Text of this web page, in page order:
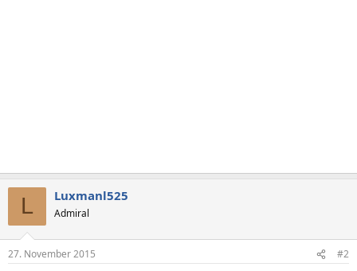
L Luxmanl525
Admiral
27. November 2015 #2